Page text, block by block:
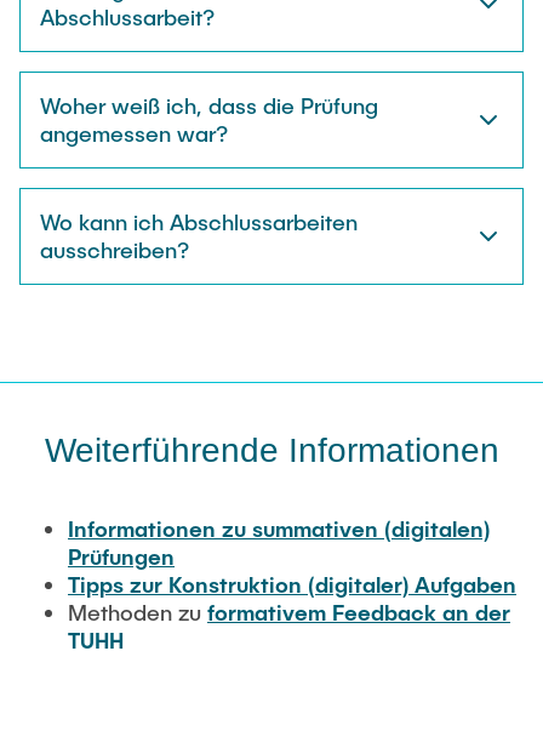
Abschlussarbeit?
Woher weiß ich, dass die Prüfung
angemessen war?
Wo kann ich Abschlussarbeiten
ausschreiben?
Weiterführende Informationen
Informationen zu summativen (digitalen)
Prüfungen
Tipps zur Konstruktion (digitaler) Aufgaben
Methoden zu formativem Feedback an der
TUHH